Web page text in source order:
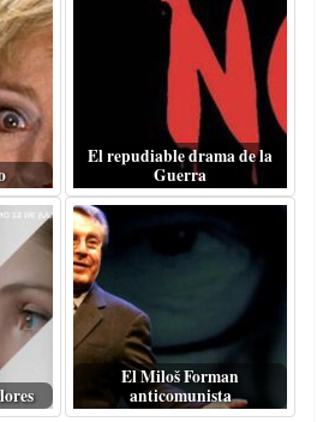
El repudiable drama de la
Guerra
El Miloš Forman
anticomunista